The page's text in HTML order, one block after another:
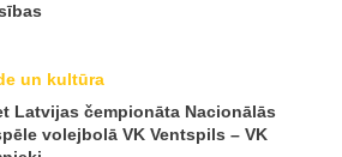
un kultūra
Latvijas čempionāta Nacionālās
volejbolā VK Ventspils – VK